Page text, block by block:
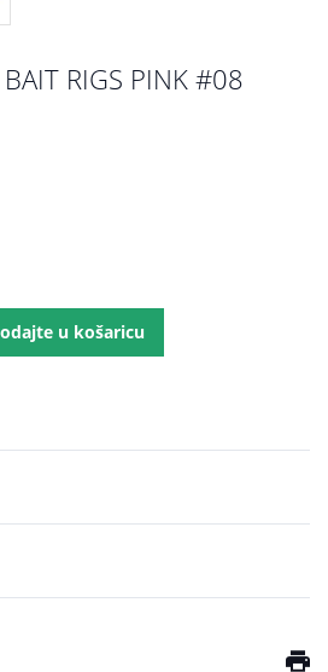
RIGS PINK #08
u košaricu